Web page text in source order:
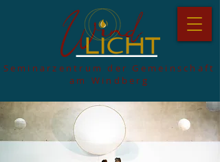
Seminarzentrum der Gemeinschaft
am Windberg